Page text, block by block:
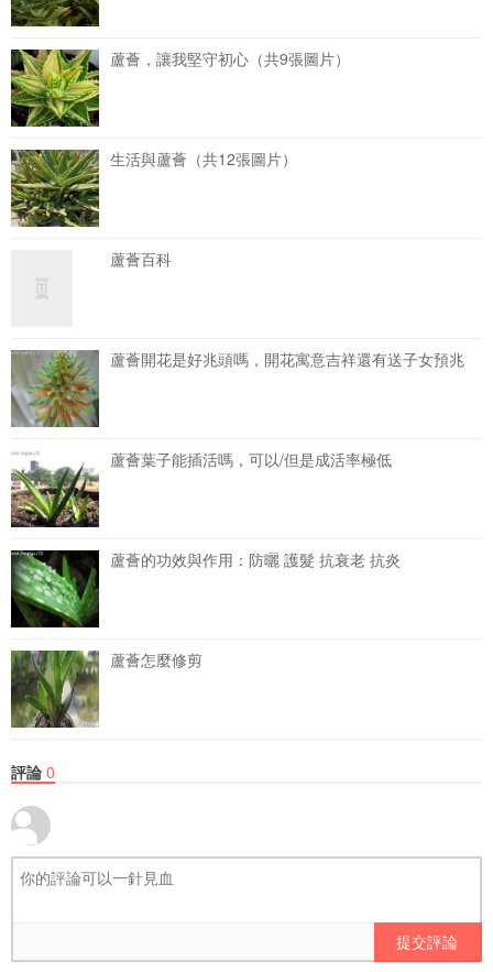
蘆薈，讓我堅守初心（共9張圖片）
生活與蘆薈（共12張圖片）
蘆薈百科
蘆薈開花是好兆頭嗎，開花寓意吉祥還有送子女預兆
蘆薈葉子能插活嗎，可以/但是成活率極低
蘆薈的功效與作用：防曬 護髮 抗衰老 抗炎
蘆薈怎麼修剪
評論 0
提交評論